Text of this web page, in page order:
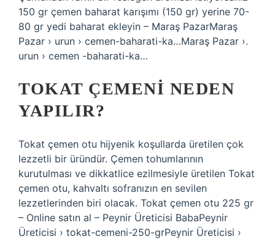
150 gr çemen baharat karışımı (150 gr) yerine 70-
80 gr yedi baharat ekleyin – Maraş PazarMaraş
Pazar › urun › cemen-baharati-ka…Maraş Pazar ›.
urun › cemen -baharati-ka…
TOKAT ÇEMENI NEDEN
YAPILIR?
Tokat çemen otu hijyenik koşullarda üretilen çok
lezzetli bir üründür. Çemen tohumlarının
kurutulması ve dikkatlice ezilmesiyle üretilen Tokat
çemen otu, kahvaltı sofranızın en sevilen
lezzetlerinden biri olacak. Tokat çemen otu 225 gr
– Online satın al – Peynir Üreticisi BabaPeynir
Üreticisi › tokat-cemeni-250-grPeynir Üreticisi ›